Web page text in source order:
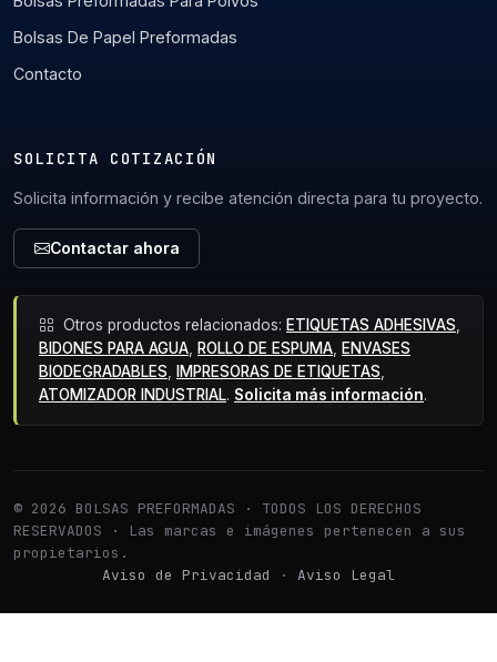
Bolsas De Papel Preformadas
Contacto
SOLICITA COTIZACIÓN
Solicita información y recibe atención directa para tu proyecto.
Contactar ahora
Otros productos relacionados: ETIQUETAS ADHESIVAS,
BIDONES PARA AGUA, ROLLO DE ESPUMA, ENVASES
BIODEGRADABLES, IMPRESORAS DE ETIQUETAS,
ATOMIZADOR INDUSTRIAL. Solicita más información.
© 2026 BOLSAS PREFORMADAS · TODOS LOS DERECHOS
RESERVADOS · Las marcas e imágenes pertenecen a sus
propietarios.
Aviso de Privacidad
· Aviso Legal